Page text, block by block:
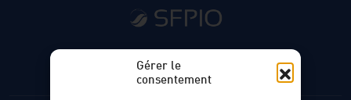
Gérer le
consentement